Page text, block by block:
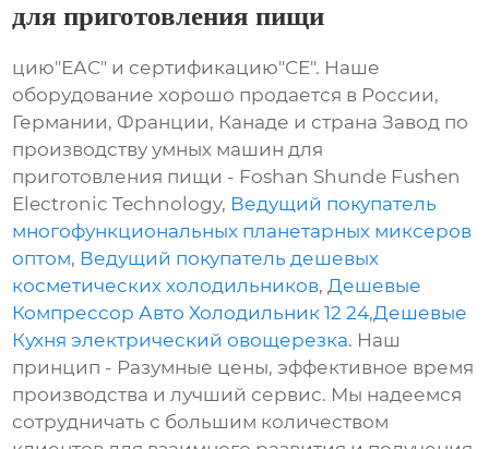
для приготовления пищи
цию"ЕАС" и сертификацию"СЕ". Наше
оборудование хорошо продается в России,
Германии, Франции, Канаде и страна Завод по
производству умных машин для
приготовления пищи - Foshan Shunde Fushen
Electronic Technology, Ведущий покупатель
многофункциональных планетарных миксеров
оптом, Ведущий покупатель дешевых
косметических холодильников,Дешевые
Компрессор Авто Холодильник 12 24,Дешевые
Кухня электрический овощерезка. Наш
принцип - Разумные цены, эффективное время
производства и лучший сервис. Мы надеемся
сотрудничать с большим количеством